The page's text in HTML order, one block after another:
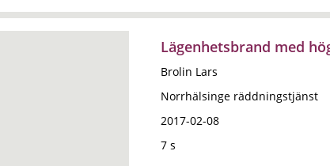
Lägenhetsbrand med
Brolin Lars
Norrhälsinge räddningstjänst
2017-02-08
7 s